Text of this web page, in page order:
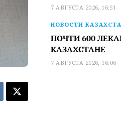
7 АВГУСТА 2026, 16:51
НОВОСТИ
ПОЧТИ 600
КАЗАХСТАНЕ
7 АВГУСТА 2026, 16:06